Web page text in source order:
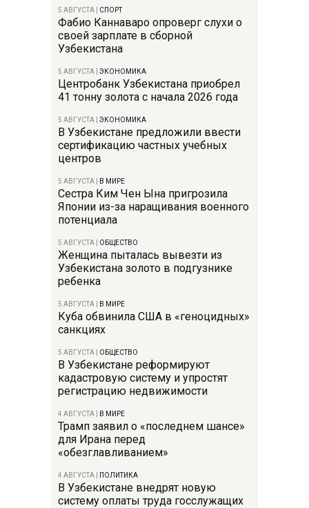
5 АВГУСТА СПОРТ
Фабио Каннаваро опроверг слухи о
своей зарплате в сборной
Узбекистана
5 АВГУСТА ЭКОНОМИКА
Центробанк Узбекистана приобрел
41 тонну золота с начала 2026 года
5 АВГУСТА ЭКОНОМИКА
В Узбекистане предложили ввести
сертификацию частных учебных
центров
5 АВГУСТА В МИРЕ
Сестра Ким Чен Ына пригрозила
Японии из-за наращивания военного
потенциала
5 АВГУСТА ОБЩЕСТВО
Женщина пыталась вывезти из
Узбекистана золото в подгузнике
ребенка
5 АВГУСТА В МИРЕ
Куба обвинила США в «геноцидных»
санкциях
5 АВГУСТА ОБЩЕСТВО
В Узбекистане реформируют
кадастровую систему и упростят
регистрацию недвижимости
4 АВГУСТА В МИРЕ
Трамп заявил о «последнем шансе»
для Ирана перед
«обезглавливанием»
4 АВГУСТА ПОЛИТИКА
В Узбекистане внедрят новую
систему оплаты труда госслужащих